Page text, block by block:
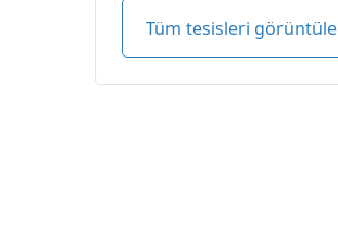
Tüm tesisleri görüntüle